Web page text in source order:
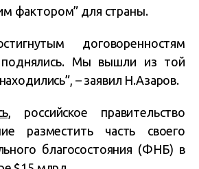
фактором” для страны.
договоренностям
поднялись. Мы вышли из той
– заявил Н.Азаров.
российское правительство
разместить часть своего
благосостояния (ФНБ) в